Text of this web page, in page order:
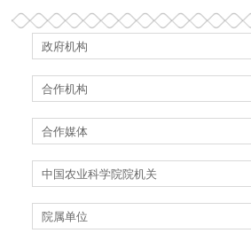
政府机构
合作机构
合作媒体
中国农业科学院院机关
院属单位